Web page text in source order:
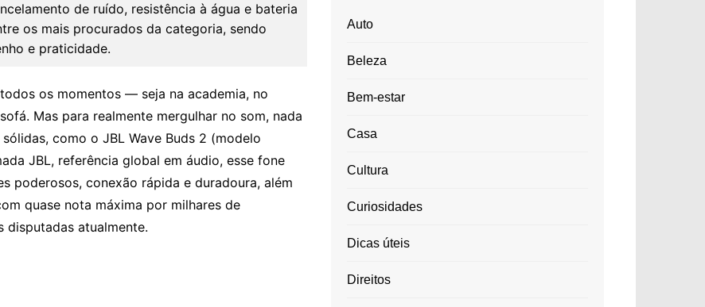
de ruído, resistência à água e bateria
os mais procurados da categoria, sendo
e praticidade.
os momentos — seja na academia, no
Mas para realmente mergulhar no som, nada
como o JBL Wave Buds 2 (modelo
JBL, referência global em áudio, esse fone
poderosos, conexão rápida e duradoura, além
quase nota máxima por milhares de
disputadas atualmente.
Auto
Beleza
Bem-estar
Casa
Cultura
Curiosidades
Dicas úteis
Direitos